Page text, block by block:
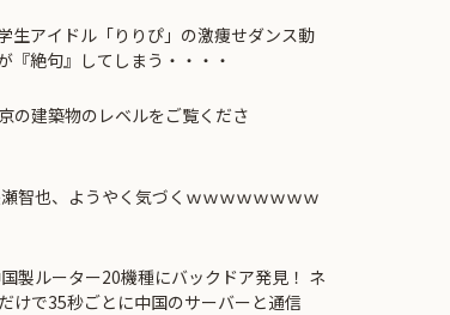
生アイドル「りりぴ」の激痩せダンス動
『絶句』してしまう・・・・
の建築物のレベルをご覧くださ
瀬智也、ようやく気づくｗｗｗｗｗｗｗｗ
国製ルーター20機種にバックドア発見！ ネ
けで35秒ごとに中国のサーバーと通信